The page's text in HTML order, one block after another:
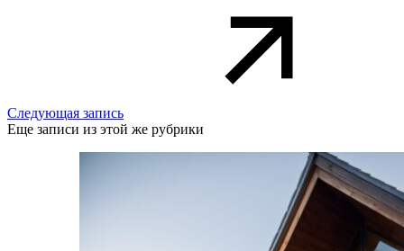
Следующая запись
Еще записи из этой же рубрики